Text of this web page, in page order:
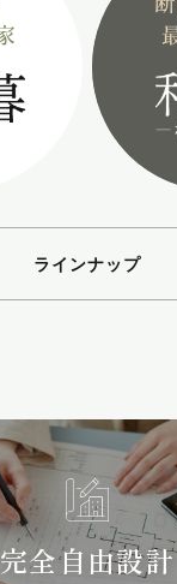
ラインナップ
完全自由設計